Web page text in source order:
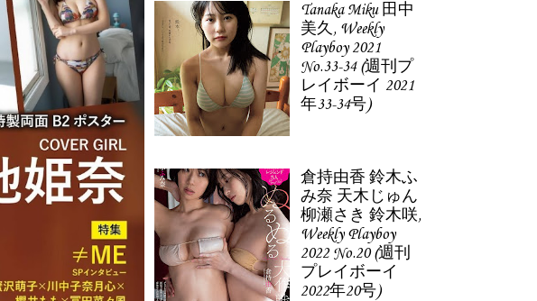
Tanaka Miku 田中
美久, Weekly
Playboy 2021
No.33-34 (週刊プ
レイボーイ 2021
年33-34号)
倉持由香 鈴木ふ
み奈 天木じゅん
柳瀬さき 鈴木咲,
Weekly Playboy
2022 No.20 (週刊
プレイボーイ
2022年20号)